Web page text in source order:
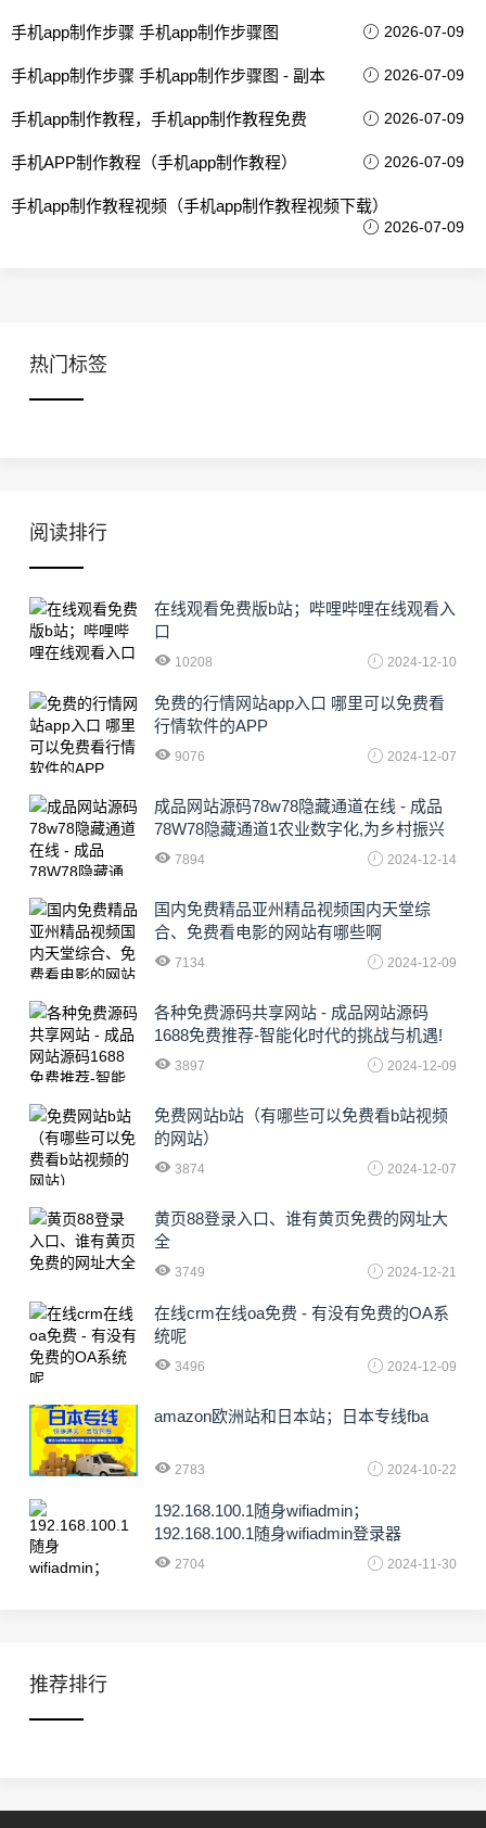
手机app制作步骤 手机app制作步骤图 2026-07-09
手机app制作步骤 手机app制作步骤图 - 副本 2026-07-09
手机app制作教程，手机app制作教程免费 2026-07-09
手机APP制作教程（手机app制作教程） 2026-07-09
手机app制作教程视频（手机app制作教程视频下载）
2026-07-09
热门标签
阅读排行
在线观看免费版b站；哔哩哔哩在线观看入
口
10208 2024-12-10
免费的行情网站app入口 哪里可以免费看
行情软件的APP
9076 2024-12-07
成品网站源码78w78隐藏通道在线 - 成品
78W78隐藏通道1农业数字化,为乡村振兴
注入新动力
7894 2024-12-14
国内免费精品亚州精品视频国内天堂综
合、免费看电影的网站有哪些啊
7134 2024-12-09
各种免费源码共享网站 - 成品网站源码
1688免费推荐-智能化时代的挑战与机遇!
3897 2024-12-09
免费网站b站（有哪些可以免费看b站视频
的网站）
3874 2024-12-07
黄页88登录入口、谁有黄页免费的网址大
全
3749 2024-12-21
在线crm在线oa免费 - 有没有免费的OA系
统呢
3496 2024-12-09
amazon欧洲站和日本站；日本专线fba
2783 2024-10-22
192.168.100.1随身wifiadmin；
192.168.100.1随身wifiadmin登录器
2704 2024-11-30
推荐排行